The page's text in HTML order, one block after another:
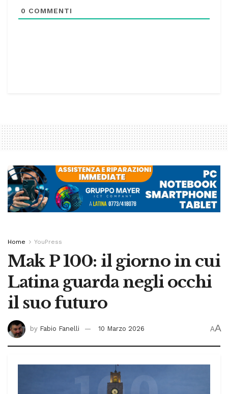
0 COMMENTI
Home YouPress
Mak P 100: il giorno in cui
Latina guarda negli occhi
il suo futuro
by Fabio Fanelli 10 Marzo 2026 AA